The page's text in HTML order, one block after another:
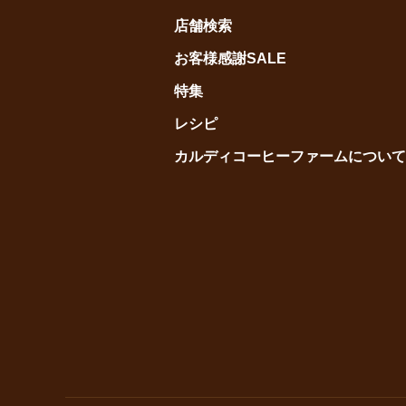
店舗検索
お客様感謝SALE
特集
レシピ
カルディコーヒーファームについて